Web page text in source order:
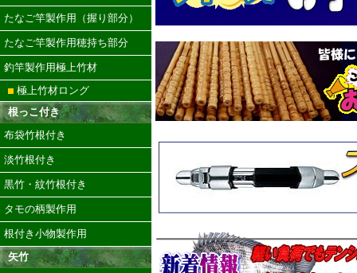
たなご竿製作用（握り部分）
たなご竿製作用穂持ち部分
釣竿製作用極上竹材
極上竹材ロング
根っこ付き
布袋竹根付き
淡竹根付き
黒竹・紋竹根付き
タモの柄製作用
根付き小物製作用
矢竹